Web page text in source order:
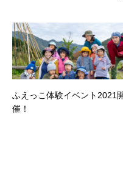
ふえっこ体験イベント2021
催！